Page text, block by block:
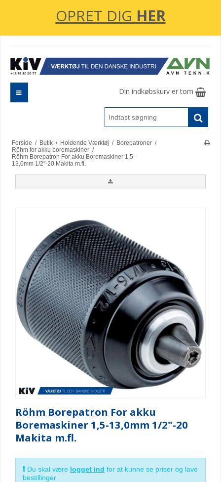
OPRET DIG HER
Din indkøbskurv er tom
Forside / Butik / Holdende Værktøj / Borepatroner /
Röhm for akku boremaskiner /
Röhm Borepatron For akku Boremaskiner 1,5-
13,0mm 1/2"-20 Makita m.fl.
Röhm Borepatron For akku
Boremaskiner 1,5-13,0mm 1/2"-20
Makita m.fl.
Du skal være logget ind for at kunne se priser og lave
bestillinger